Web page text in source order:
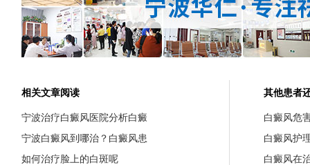
相关文章阅读
宁波治疗白癜风医院分析白癜
宁波白癜风到哪治？白癜风患
如何治疗脸上的白斑呢
其他患者
白癜风危
白癜风护
白癜风在